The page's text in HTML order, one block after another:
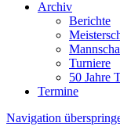
Archiv
Berichte
Turniere
50 Jahre
Termine
Navigation